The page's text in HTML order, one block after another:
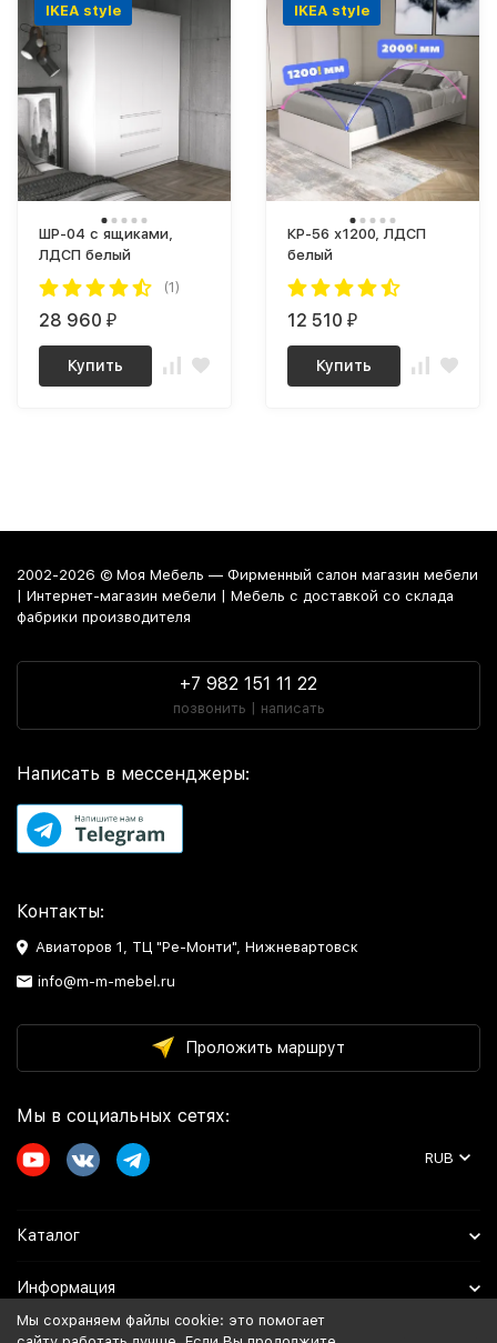
IKEA style
ШР-04 с ящиками,
ЛДСП белый
(1)
28 960 ₽
Купить
IKEA style
КР-56 х1200, ЛДСП
белый
12 510 ₽
Купить
2002-2026 © Моя Мебель — Фирменный салон магазин мебели
| Интернет-магазин мебели | Мебель с доставкой со склада
фабрики производителя
+7 982 151 11 22
позвонить | написать
Написать в мессенджеры:
Контакты:
Авиаторов 1, ТЦ "Ре-Монти", Нижневартовск
info@m-m-mebel.ru
Проложить маршрут
Мы в социальных сетях:
RUB
Каталог
Информация
Мы сохраняем файлы cookie: это помогает